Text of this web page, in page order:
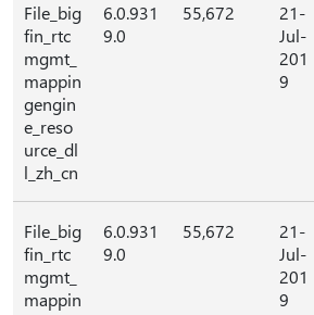
File_big
fin_rtc
mgmt_
mappin
gengin
e_reso
urce_dl
l_zh_cn
6.0.931
9.0
55,672
21-
Jul-
201
9
File_big
fin_rtc
mgmt_
mappin
6.0.931
9.0
55,672
21-
Jul-
201
9